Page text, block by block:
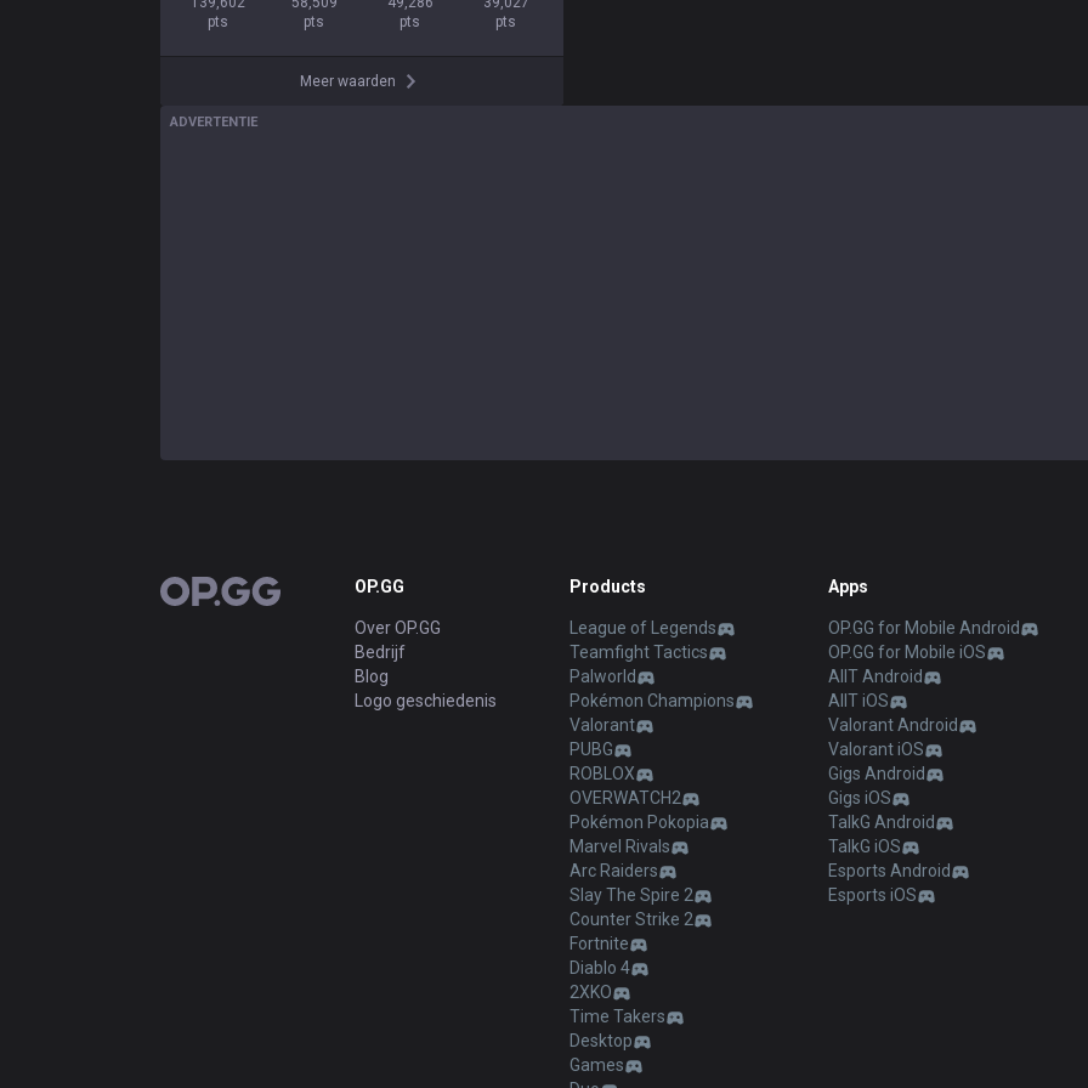
pts
pts
pts
pts
Meer waarden
ADVERTENTIE
OP.GG OP.GG
Over OP.GG
Bedrijf
Blog
Logo geschiedenis
Products
League of Legends
Teamfight Tactics
Palworld
Pokémon Champions
Valorant
PUBG
ROBLOX
OVERWATCH2
Pokémon Pokopia
Marvel Rivals
Arc Raiders
Slay The Spire 2
Counter Strike 2
Fortnite
Diablo 4
2XKO
Time Takers
Desktop
Games
Apps
OP.GG for Mobile Android
OP.GG for Mobile iOS
AllT Android
AllT iOS
Valorant Android
Valorant iOS
Gigs Android
Gigs iOS
TalkG Android
TalkG iOS
Esports Android
Esports iOS